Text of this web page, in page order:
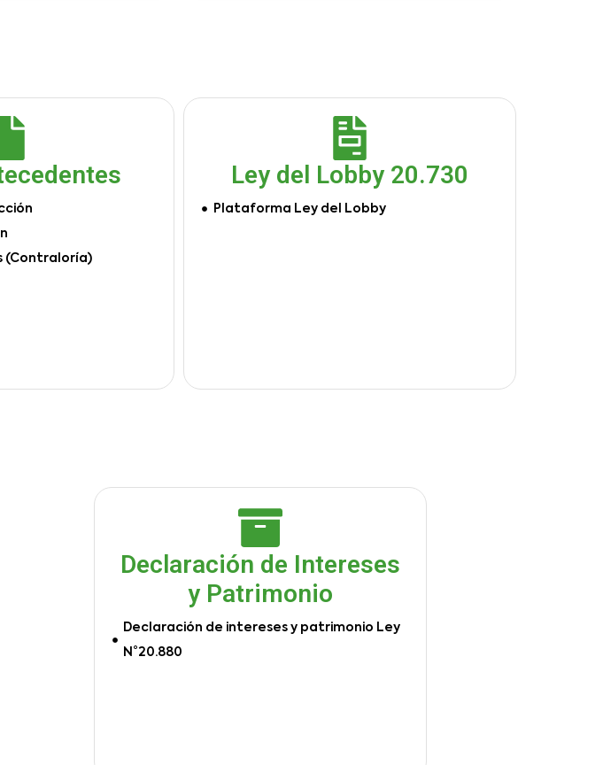
(Contraloría)
Ley del Lobby 20.730
Plataforma Ley del Lobby
Declaración de Intereses
y Patrimonio
Declaración de intereses y patrimonio Ley
N°20.880